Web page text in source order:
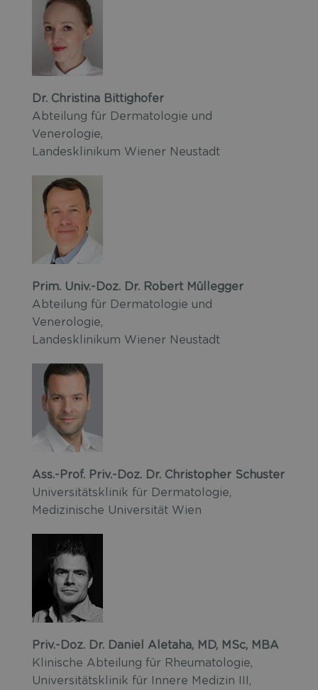
Dr. Christina Bittighofer
Abteilung für Dermatologie und
Venerologie,
Landesklinikum Wiener Neustadt
Prim. Univ.-Doz. Dr. Robert Müllegger
Abteilung für Dermatologie und
Venerologie,
Landesklinikum Wiener Neustadt
Ass.-Prof. Priv.-Doz. Dr. Christopher Schuster
Universitätsklinik für Dermatologie,
Medizinische Universität Wien
Priv.-Doz. Dr. Daniel Aletaha, MD, MSc, MBA
Klinische Abteilung für Rheumatologie,
Universitätsklinik für Innere Medizin III,